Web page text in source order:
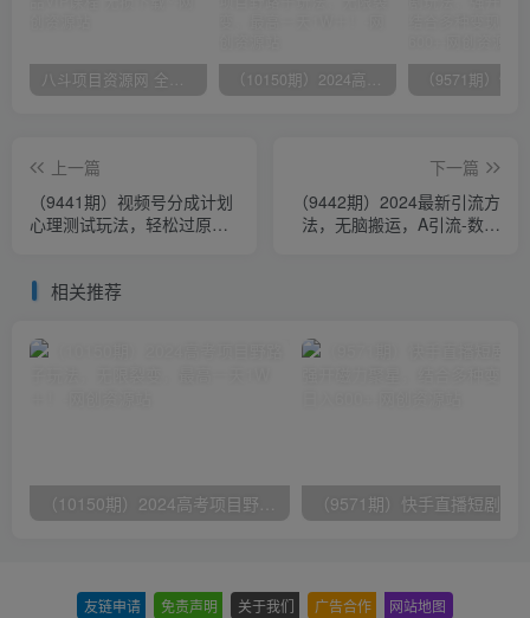
八斗项目资源网 全网正品VIP课程 无损下载~ （10150期）2024高考项目野路子玩法，无限裂变，最高一天1W＋！
上一篇
（9441期）视频号分成计划
心理测试玩法，轻松过原创
下一篇
（9442期）2024最新引流方
法，无脑搬运，A引流-数字
相关推荐
（10150期）2024高考项目野路子玩法，无限裂变，最高一天1W＋！
友链申请 免责声明 关于我们 广告合作 网站地图